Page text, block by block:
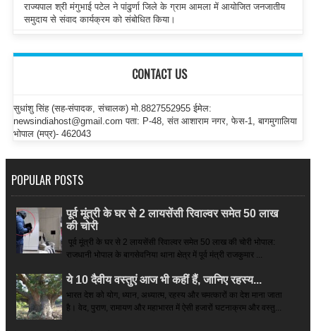
राज्यपाल श्री मंगुभाई पटेल ने पांढुर्णा जिले के ग्राम आमला में आयोजित जनजातीय
समुदाय से संवाद कार्यक्रम को संबोधित किया।
CONTACT US
सुधांशु सिंह (सह-संपादक, संचालक) मो.8827552955 ईमेल:
newsindiahost@gmail.com पता: P-48, संत आशाराम नगर, फेस-1, बागमुगालिया
भोपाल (मप्र)- 462043
POPULAR POSTS
पूर्व मूंत्री के घर से 2 लायसेंसी रिवाल्वर समेत 50 लाख
की चोरी
पूर्व मूंत्री के घर से 2 लायसेंसी रिवाल्वर समेत 50 लाख की चोरी भोपाल:
राजधानी भोपाल के बागसेवनिया थाना क्षेत्र में पूर्व मंत्री राजकुमार ...
ये 10 दैवीय वस्तुएं आज भी कहीं हैं, जानिए रहस्य...
भारत देश को योग, ध्यान, अध्यात्म, रहस्य और चमत्कारों का देश माना जाता
है। वेद, पुराण, रामायण और महाभारत में ऐसी हजारों घटनाक्रम और वस्तु...